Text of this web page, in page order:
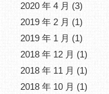
2020 年 4 月 (3)
2019 年 2 月 (1)
2019 年 1 月 (1)
2018 年 12 月 (1)
2018 年 11 月 (1)
2018 年 10 月 (1)